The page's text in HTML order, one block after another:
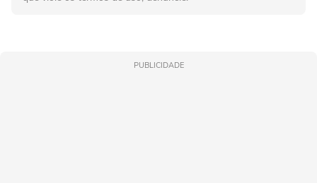
PUBLICIDADE